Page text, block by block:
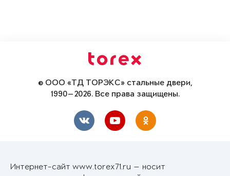
© ООО «ТД ТОРЭКС» стальные двери,
1990—2026. Все права защищены.
Интернет-сайт www.torex71.ru — носит